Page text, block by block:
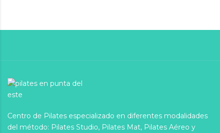
Centro de Pilates especializado en diferentes modalidades
del método: Pilates Studio, Pilates Mat, Pilates Aéreo y